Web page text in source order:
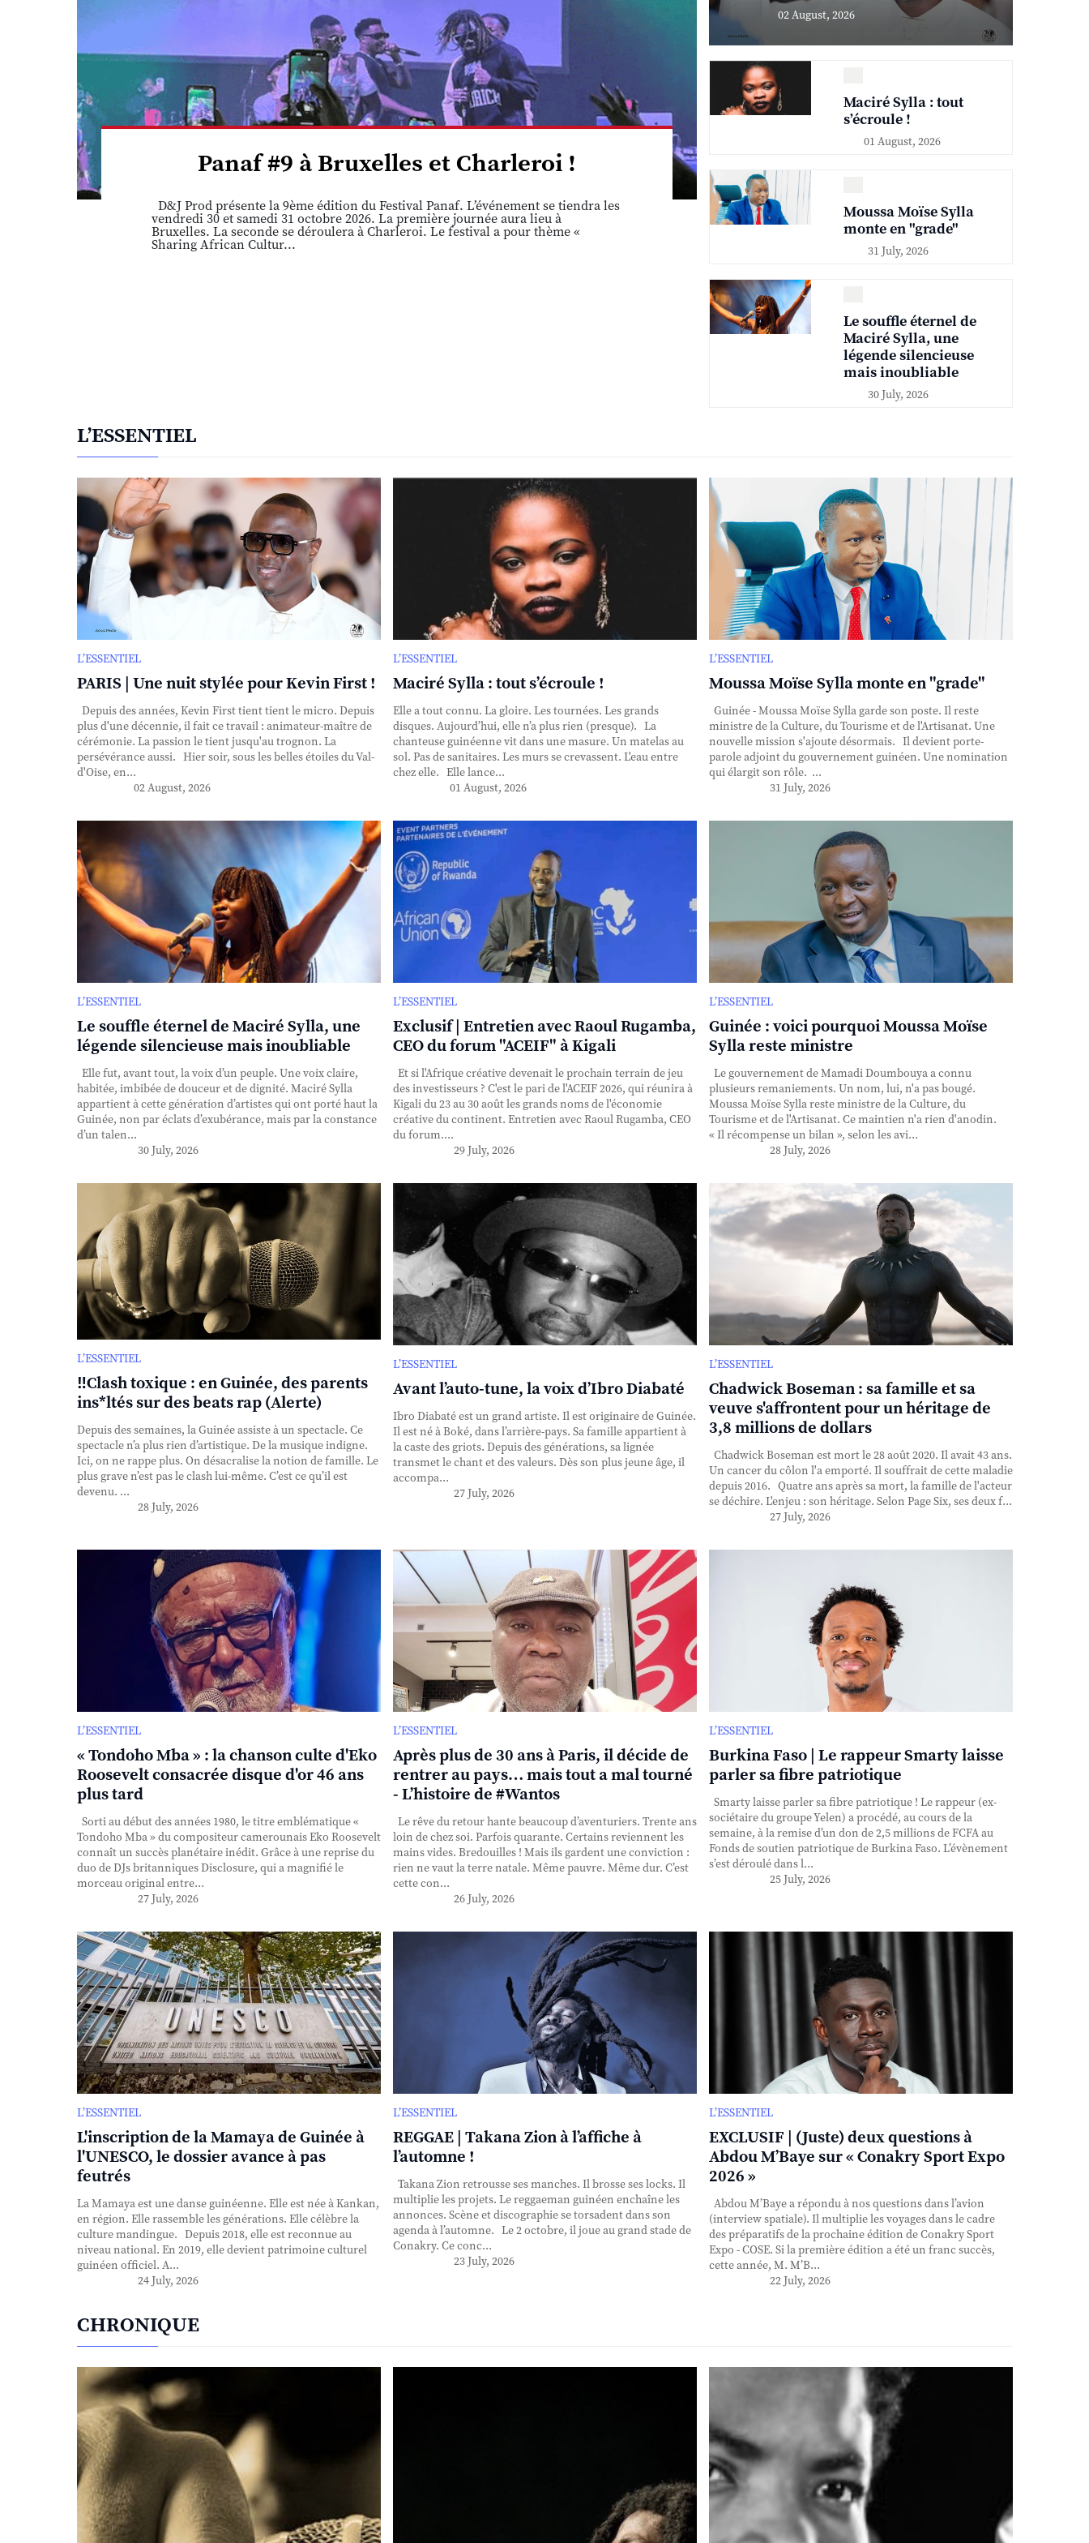
Panaf #9 à Bruxelles et Charleroi !
D&J Prod présente la 9ème édition du Festival Panaf. L’événement se tiendra les
vendredi 30 et samedi 31 octobre 2026. La première journée aura lieu à
Bruxelles. La seconde se déroulera à Charleroi. Le festival a pour thème «
Sharing African Cultur...
02 August, 2026
Maciré Sylla : tout
s’écroule !
01 August, 2026
Moussa Moïse Sylla
monte en "grade"
31 July, 2026
Le souffle éternel de
Maciré Sylla, une
légende silencieuse
mais inoubliable
30 July, 2026
L’ESSENTIEL
L’ESSENTIEL
PARIS | Une nuit stylée pour Kevin First !
Depuis des années, Kevin First tient tient le micro. Depuis
plus d'une décennie, il fait ce travail : animateur-maître de
cérémonie. La passion le tient jusqu'au trognon. La
persévérance aussi. Hier soir, sous les belles étoiles du Val-
d'Oise, en...
02 August, 2026
L’ESSENTIEL
Maciré Sylla : tout s’écroule !
Elle a tout connu. La gloire. Les tournées. Les grands
disques. Aujourd’hui, elle n’a plus rien (presque). La
chanteuse guinéenne vit dans une masure. Un matelas au
sol. Pas de sanitaires. Les murs se crevassent. L'eau entre
chez elle. Elle lance...
01 August, 2026
L’ESSENTIEL
Moussa Moïse Sylla monte en "grade"
Guinée - Moussa Moïse Sylla garde son poste. Il reste
ministre de la Culture, du Tourisme et de l'Artisanat. Une
nouvelle mission s'ajoute désormais. Il devient porte-
parole adjoint du gouvernement guinéen. Une nomination
qui élargit son rôle. ...
31 July, 2026
L’ESSENTIEL
Le souffle éternel de Maciré Sylla, une
légende silencieuse mais inoubliable
Elle fut, avant tout, la voix d’un peuple. Une voix claire,
habitée, imbibée de douceur et de dignité. Maciré Sylla
appartient à cette génération d’artistes qui ont porté haut la
Guinée, non par éclats d’exubérance, mais par la constance
d’un talen...
30 July, 2026
L’ESSENTIEL
Exclusif | Entretien avec Raoul Rugamba,
CEO du forum "ACEIF" à Kigali
Et si l'Afrique créative devenait le prochain terrain de jeu
des investisseurs ? C'est le pari de l'ACEIF 2026, qui réunira à
Kigali du 23 au 30 août les grands noms de l'économie
créative du continent. Entretien avec Raoul Rugamba, CEO
du forum....
29 July, 2026
L’ESSENTIEL
Guinée : voici pourquoi Moussa Moïse
Sylla reste ministre
Le gouvernement de Mamadi Doumbouya a connu
plusieurs remaniements. Un nom, lui, n'a pas bougé.
Moussa Moïse Sylla reste ministre de la Culture, du
Tourisme et de l'Artisanat. Ce maintien n'a rien d'anodin.
« Il récompense un bilan », selon les avi...
28 July, 2026
L’ESSENTIEL
‼️Clash toxique : en Guinée, des parents
ins*ltés sur des beats rap (Alerte)
Depuis des semaines, la Guinée assiste à un spectacle. Ce
spectacle n’a plus rien d’artistique. De la musique indigne.
Ici, on ne rappe plus. On désacralise la notion de famille. Le
plus grave n’est pas le clash lui-même. C’est ce qu’il est
devenu. ...
28 July, 2026
L’ESSENTIEL
Avant l’auto-tune, la voix d’Ibro Diabaté
Ibro Diabaté est un grand artiste. Il est originaire de Guinée.
Il est né à Boké, dans l’arrière-pays. Sa famille appartient à
la caste des griots. Depuis des générations, sa lignée
transmet le chant et des valeurs. Dès son plus jeune âge, il
accompa...
27 July, 2026
L’ESSENTIEL
Chadwick Boseman : sa famille et sa
veuve s'affrontent pour un héritage de
3,8 millions de dollars
Chadwick Boseman est mort le 28 août 2020. Il avait 43 ans.
Un cancer du côlon l'a emporté. Il souffrait de cette maladie
depuis 2016. Quatre ans après sa mort, la famille de l'acteur
se déchire. L'enjeu : son héritage. Selon Page Six, ses deux f...
27 July, 2026
L’ESSENTIEL
« Tondoho Mba » : la chanson culte d'Eko
Roosevelt consacrée disque d'or 46 ans
plus tard
Sorti au début des années 1980, le titre emblématique «
Tondoho Mba » du compositeur camerounais Eko Roosevelt
connaît un succès planétaire inédit. Grâce à une reprise du
duo de DJs britanniques Disclosure, qui a magnifié le
morceau original entre...
27 July, 2026
L’ESSENTIEL
Après plus de 30 ans à Paris, il décide de
rentrer au pays… mais tout a mal tourné
- L’histoire de #Wantos
Le rêve du retour hante beaucoup d’aventuriers. Trente ans
loin de chez soi. Parfois quarante. Certains reviennent les
mains vides. Bredouilles ! Mais ils gardent une conviction :
rien ne vaut la terre natale. Même pauvre. Même dur. C’est
cette con...
26 July, 2026
L’ESSENTIEL
Burkina Faso | Le rappeur Smarty laisse
parler sa fibre patriotique
Smarty laisse parler sa fibre patriotique ! Le rappeur (ex-
sociétaire du groupe Yelen) a procédé, au cours de la
semaine, à la remise d’un don de 2,5 millions de FCFA au
Fonds de soutien patriotique de Burkina Faso. L’évènement
s’est déroulé dans l...
25 July, 2026
L’ESSENTIEL
L'inscription de la Mamaya de Guinée à
l'UNESCO, le dossier avance à pas
feutrés
La Mamaya est une danse guinéenne. Elle est née à Kankan,
en région. Elle rassemble les générations. Elle célèbre la
culture mandingue. Depuis 2018, elle est reconnue au
niveau national. En 2019, elle devient patrimoine culturel
guinéen officiel. A...
24 July, 2026
L’ESSENTIEL
REGGAE | Takana Zion à l’affiche à
l’automne !
Takana Zion retrousse ses manches. Il brosse ses locks. Il
multiplie les projets. Le reggaeman guinéen enchaîne les
annonces. Scène et discographie se torsadent dans son
agenda à l’automne. Le 2 octobre, il joue au grand stade de
Conakry. Ce conc...
23 July, 2026
L’ESSENTIEL
EXCLUSIF | (Juste) deux questions à
Abdou M’Baye sur « Conakry Sport Expo
2026 »
Abdou M’Baye a répondu à nos questions dans l’avion
(interview spatiale). Il multiplie les voyages dans le cadre
des préparatifs de la prochaine édition de Conakry Sport
Expo - COSE. Si la première édition a été un franc succès,
cette année, M. M’B...
22 July, 2026
CHRONIQUE